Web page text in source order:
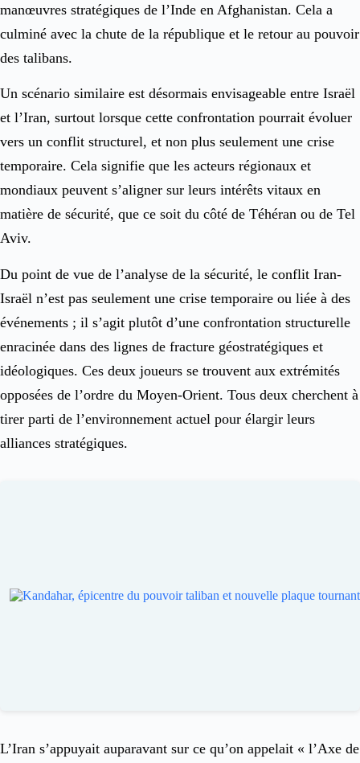
manœuvres stratégiques de l’Inde en Afghanistan. Cela a
culminé avec la chute de la république et le retour au pouvoir
des talibans.
Un scénario similaire est désormais envisageable entre Israël
et l’Iran, surtout lorsque cette confrontation pourrait évoluer
vers un conflit structurel, et non plus seulement une crise
temporaire. Cela signifie que les acteurs régionaux et
mondiaux peuvent s’aligner sur leurs intérêts vitaux en
matière de sécurité, que ce soit du côté de Téhéran ou de Tel
Aviv.
Du point de vue de l’analyse de la sécurité, le conflit Iran-
Israël n’est pas seulement une crise temporaire ou liée à des
événements ; il s’agit plutôt d’une confrontation structurelle
enracinée dans des lignes de fracture géostratégiques et
idéologiques. Ces deux joueurs se trouvent aux extrémités
opposées de l’ordre du Moyen-Orient. Tous deux cherchent à
tirer parti de l’environnement actuel pour élargir leurs
alliances stratégiques.
L’Iran s’appuyait auparavant sur ce qu’on appelait « l’Axe de